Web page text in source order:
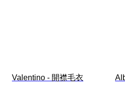
Valentino - 開襟毛衣